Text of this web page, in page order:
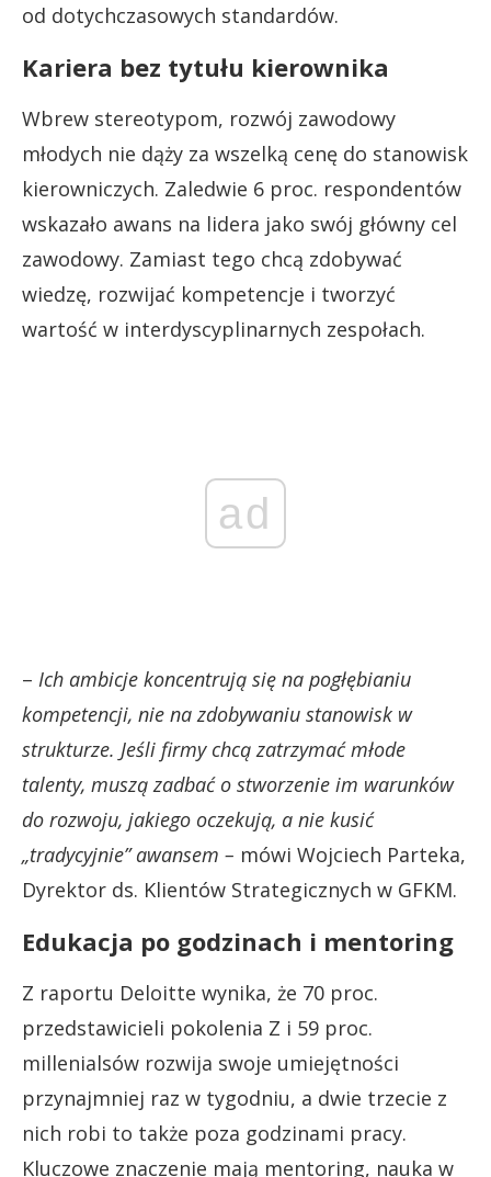
od dotychczasowych standardów.
Kariera bez tytułu kierownika
Wbrew stereotypom, rozwój zawodowy
młodych nie dąży za wszelką cenę do stanowisk
kierowniczych. Zaledwie 6 proc. respondentów
wskazało awans na lidera jako swój główny cel
zawodowy. Zamiast tego chcą zdobywać
wiedzę, rozwijać kompetencje i tworzyć
wartość w interdyscyplinarnych zespołach.
ad
– Ich ambicje koncentrują się na pogłębianiu
kompetencji, nie na zdobywaniu stanowisk w
strukturze. Jeśli firmy chcą zatrzymać młode
talenty, muszą zadbać o stworzenie im warunków
do rozwoju, jakiego oczekują, a nie kusić
„tradycyjnie” awansem – mówi Wojciech Parteka,
Dyrektor ds. Klientów Strategicznych w GFKM.
Edukacja po godzinach i mentoring
Z raportu Deloitte wynika, że 70 proc.
przedstawicieli pokolenia Z i 59 proc.
millenialsów rozwija swoje umiejętności
przynajmniej raz w tygodniu, a dwie trzecie z
nich robi to także poza godzinami pracy.
Kluczowe znaczenie mają mentoring, nauka w